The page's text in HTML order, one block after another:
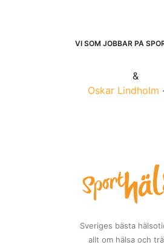
VI SOM JOBBAR PÅ
&
Oskar Lindholm
Sveriges bästa
allt om hälsa och